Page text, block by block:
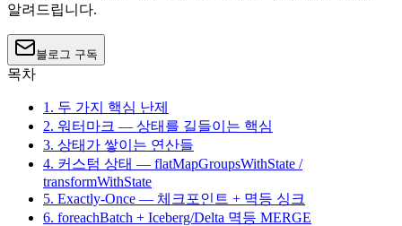
알려드립니다.
블로그 구독
목차
1. 두 가지 핵심 난제
2. 워터마크 — 상태를 길들이는 핵심
3. 상태가 쌓이는 연산들
4. 커스텀 상태 — flatMapGroupsWithState /
transformWithState
5. Exactly-Once — 체크포인트 + 멱등 싱크
6. foreachBatch + Iceberg/Delta 멱등 MERGE